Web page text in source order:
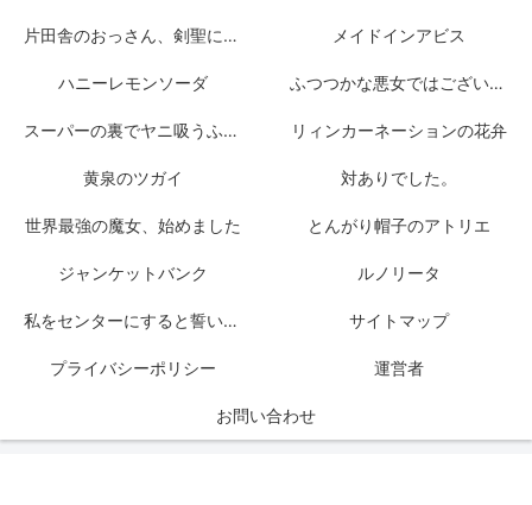
片田舎のおっさん、剣聖になる メイドインアビス
ハニーレモンソーダ ふつつかな悪女ではございますが
スーパーの裏でヤニ吸うふたり リィンカーネーションの花弁
黄泉のツガイ 対ありでした。
世界最強の魔女、始めました とんがり帽子のアトリエ
ジャンケットバンク ルノリータ
私をセンターにすると誓いますか？ サイトマップ
プライバシーポリシー 運営者
お問い合わせ